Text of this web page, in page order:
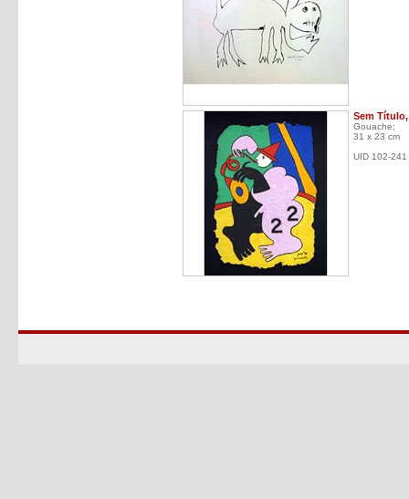
Sem Título,
Gouache;
31 x 23 cm
UID 102-241